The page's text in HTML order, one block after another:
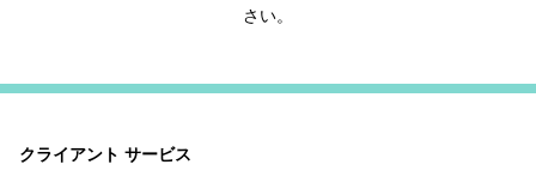
さい。
クライアント サービス